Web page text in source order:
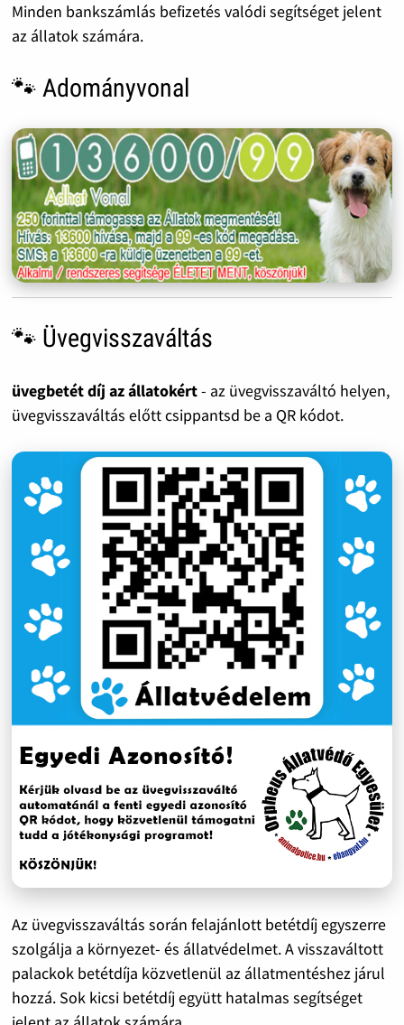
Minden bankszámlás befizetés valódi segítséget jelent
az állatok számára.
🐾 Adományvonal
🐾 Üvegvisszaváltás
üvegbetét díj az állatokért- az üvegvisszaváltó helyen,
üvegvisszaváltás előtt csippantsd be a QR kódot.
Az üvegvisszaváltás során felajánlott betétdíj egyszerre
szolgálja a környezet- és állatvédelmet. A visszaváltott
palackok betétdíja közvetlenül az állatmentéshez járul
hozzá. Sok kicsi betétdíj együtt hatalmas segítséget